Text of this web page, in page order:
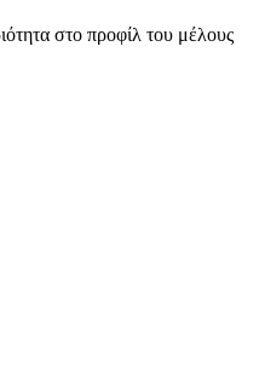
στο προφίλ του μέλους